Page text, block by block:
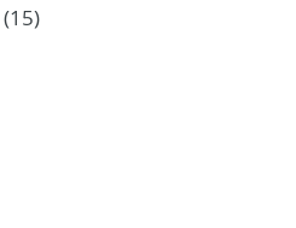
(15)